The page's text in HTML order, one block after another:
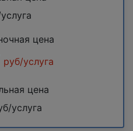
цена
руб/услуга
цена
услуга